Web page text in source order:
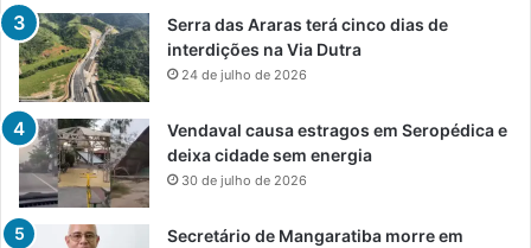
Serra das Araras terá cinco dias de
interdições na Via Dutra
24 de julho de 2026
Vendaval causa estragos em Seropédica e
deixa cidade sem energia
30 de julho de 2026
Secretário de Mangaratiba morre em